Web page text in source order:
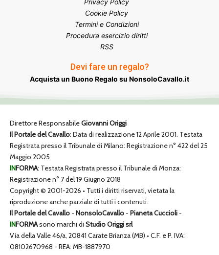
Privacy Policy
Cookie Policy
Termini e Condizioni
Procedura esercizio diritti
RSS
Devi fare un regalo?
Acquista un Buono Regalo su NonsoloCavallo.it
Direttore ResponsabileGiovanni Origgi
Il Portale del Cavallo: Data di realizzazione 12 Aprile 2001. Testata
Registrata presso il Tribunale di Milano: Registrazione n° 422 del 25
Maggio 2005
INFORMA: Testata Registrata presso il Tribunale di Monza:
Registrazione n° 7 del 19 Giugno 2018
Copyright © 2001-2026 • Tutti i diritti riservati, vietata la
riproduzione anche parziale di tutti i contenuti.
Il Portale del Cavallo - NonsoloCavallo - Pianeta Cuccioli -
INFORMAsono marchi di Studio Origgi srl
Via della Valle 46/a, 20841 Carate Brianza (MB) • C.F. e P. IVA:
08102670968 - REA: MB-1887970